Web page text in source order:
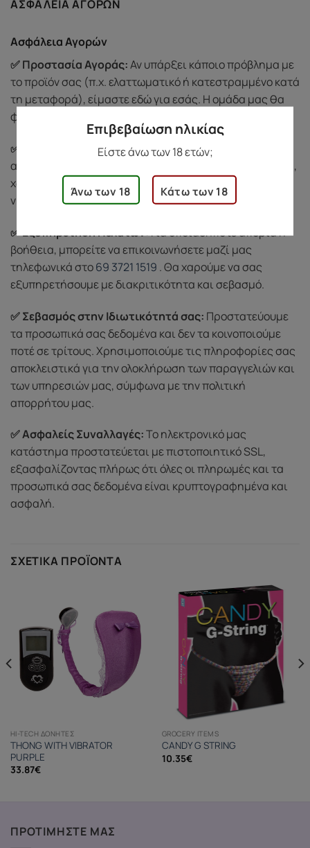
ΑΣΦΆΛΕΙΑ ΑΓΟΡΏΝ
Ασφάλεια Αγορών
✅ Προστασία Αγοράς:Αν υπάρξει κάποιο πρόβλημα με
το προϊόν σας (π.χ. ελαττωματικό ή κατεστραμμένο κατά
τη μεταφορά), είμαστε εδώ για εσάς. Η ομάδα μας θα
φροντίσει να βρει λύση άμεσα σε κάθε ζήτημα.
✅ Διακριτική Συσκευασία:Όλες οι παραγγελίες
αποστέλλονται σε ουδέτερη και διακριτική συσκευασία,
χωρίς λογότυπα ή ενδείξεις περιεχομένου, για να
νιώσετε άνετα κατά την παραλαβή.
✅ Εξυπηρέτηση Πελατών:Για οποιαδήποτε απορία ή
βοήθεια, μπορείτε να επικοινωνήσετε μαζί μας
τηλεφωνικά στο69 3721 1519 . Θα χαρούμε να σας
εξυπηρετήσουμε με διακριτικότητα και σεβασμό.
✅ Σεβασμός στην Ιδιωτικότητά σας: Προστατεύουμε
τα προσωπικά σας δεδομένα και δεν τα κοινοποιούμε
ποτέ σε τρίτους. Χρησιμοποιούμε τις πληροφορίες σας
αποκλειστικά για την ολοκλήρωση των παραγγελιών και
των υπηρεσιών μας, σύμφωνα με την πολιτική
απορρήτου μας.
✅ Ασφαλείς Συναλλαγές:Το ηλεκτρονικό μας
κατάστημα προστατεύεται με πιστοποιητικό SSL,
εξασφαλίζοντας πλήρως ότι όλες οι πληρωμές και τα
προσωπικά σας δεδομένα είναι κρυπτογραφημένα και
ασφαλή.
ΣΧΕΤΙΚΆ ΠΡΟΪΌΝΤΑ
HI-TECH ΔΟΝΗΤΈΣ
THONG WITH VIBRATOR
PURPLE
33.87€
GROCERY ITEMS
CANDY G STRING
10.35€
ΠΡΟΤΙΜΗΣΤΕ ΜΑΣ
Επιβεβαίωση ηλικίας
Είστε άνω των 18 ετών;
Άνω των 18 Κάτω των 18